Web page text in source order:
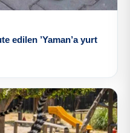
edilen ’Yaman’a yurt